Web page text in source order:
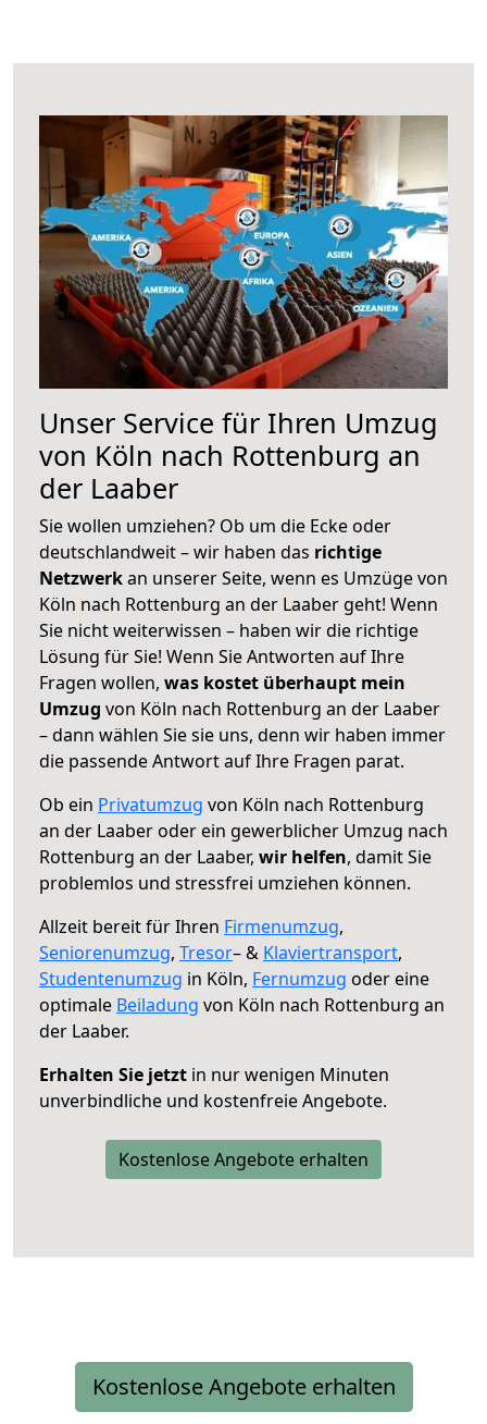
Unser Service für Ihren Umzug
von Köln nach Rottenburg an
der Laaber
Sie wollen umziehen? Ob um die Ecke oder
deutschlandweit – wir haben das richtige
Netzwerkan unserer Seite, wenn es Umzüge von
Köln nach Rottenburg an der Laaber geht! Wenn
Sie nicht weiterwissen – haben wir die richtige
Lösung für Sie! Wenn Sie Antworten auf Ihre
Fragen wollen, was kostet überhaupt mein
Umzug von Köln nach Rottenburg an der Laaber
– dann wählen Sie sie uns, denn wir haben immer
die passende Antwort auf Ihre Fragen parat.
Ob ein Privatumzug von Köln nach Rottenburg
an der Laaber oder ein gewerblicher Umzug nach
Rottenburg an der Laaber, wir helfen, damit Sie
problemlos und stressfrei umziehen können.
Allzeit bereit für Ihren Firmenumzug,
Seniorenumzug, Tresor– & Klaviertransport,
Studentenumzug in Köln, Fernumzug oder eine
optimale Beiladung von Köln nach Rottenburg an
der Laaber.
Erhalten Sie jetzt in nur wenigen Minuten
unverbindliche und kostenfreie Angebote.
Kostenlose Angebote erhalten
Kostenlose Angebote erhalten